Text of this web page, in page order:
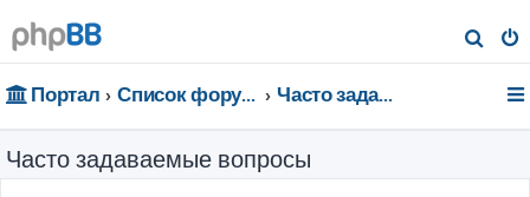
о
Портал Список форумов Часто задаваемые вопросы
Часто задаваемые вопросы